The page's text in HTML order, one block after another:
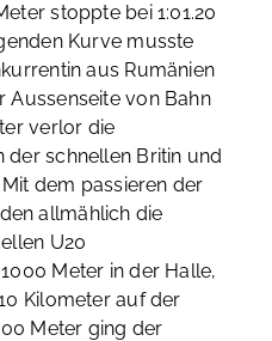
stoppte bei 1:01.20
Kurve musste
aus Rumänien
Aussenseite von Bahn
verlor die
der schnellen Britin und
dem passieren der
allmählich die
U20
Meter in der Halle,
Kilometer auf der
Meter ging der